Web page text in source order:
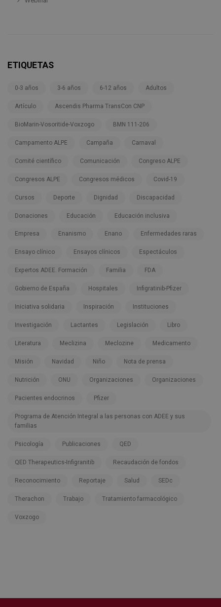
ETIQUETAS
0-3 años 3-6 años 6-12 años Adultos
Artículo Ascendis Pharma TransCon CNP
BioMarin-Vosoritide-Voxzogo BMN 111-206
Campamento ALPE Campaña Carnaval
Comité científico Comunicación Congreso ALPE
Congresos ALPE Congresos médicos Covid-19
Cursos Deporte Dignidad Discapacidad
Donaciones Educación Educación inclusiva
Empresa Enanismo Enano Enfermedades raras
Ensayo clínico Ensayos clínicos Espectáculos
Expertos ADEE. Formación Familia FDA
Gobierno de España Hospitales Infigratinib-Pfizer
Iniciativa solidaria Inspiración Instituciones
Investigación Lactantes Legislación Libro
Literatura Meclizina Meclozine Medicamento
Misión Navidad Niño Nota de prensa
Nutrición ONU Organizaciones Organizaciones
Pacientes endocrinos Pfizer
Programa de Atención Integral a las personas con ADEE y sus
familias
Psicología Publicaciones QED
QED Therapeutics-Infigranitib Recaudación de fondos
Reconocimiento Reportaje Salud SEDc
Therachon Trabajo Tratamiento farmacológico
Voxzogo